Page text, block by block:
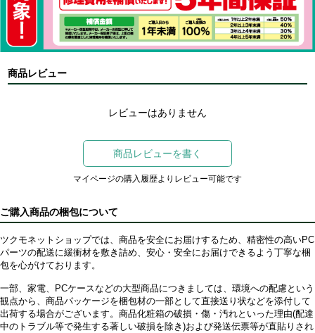
商品レビュー
レビューはありません
商品レビューを書く
マイページの購入履歴よりレビュー可能です
ご購入商品の梱包について
ツクモネットショップでは、商品を安全にお届けするため、精密性の高いPC
パーツの配送に緩衝材を敷き詰め、安心・安全にお届けできるよう丁寧な梱
包を心がけております。
一部、家電、PCケースなどの大型商品につきましては、環境への配慮という
観点から、商品パッケージを梱包材の一部として直接送り状などを添付して
出荷する場合がございます。商品化粧箱の破損・傷・汚れといった理由(配達
中のトラブル等で発生する著しい破損を除き)および発送伝票等が直貼りされ